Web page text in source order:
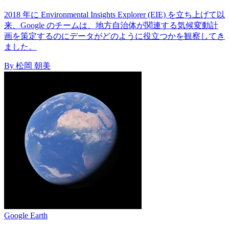
2018 年に Environmental Insights Explorer (EIE) を立ち上げて以
来、Google のチームは、地方自治体が関連する気候変動計
画を策定するのにデータがどのように役立つかを観察してき
ました。
By 松岡 朝美
Google Earth